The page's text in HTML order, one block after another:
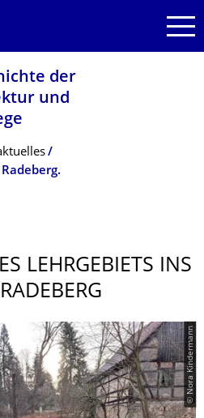
der
und
LEHRGEBIETS INS
© Nora Kindermann